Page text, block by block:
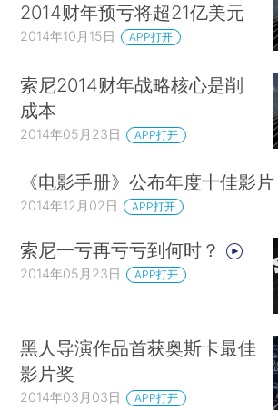
2014财年预亏将超21亿美元
2014年10月15日 APP打开
索尼2014财年战略核心是削
成本
2014年05月23日 APP打开
《电影手册》公布年度十佳影片
2014年12月02日 APP打开
索尼一亏再亏亏到何时？
2014年05月23日 APP打开
黑人导演作品首获奥斯卡最佳
影片奖
2014年03月03日 APP打开